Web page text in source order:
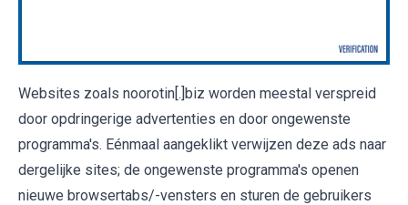
Websites zoals noorotin[.]biz worden meestal verspreid
door opdringerige advertenties en door ongewenste
programma's. Eénmaal aangeklikt verwijzen deze ads naar
dergelijke sites; de ongewenste programma's openen
nieuwe browsertabs/-vensters en sturen de gebruikers